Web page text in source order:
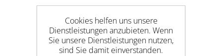
TATTOOS PIRAT 12ER PACK
Cookies helfen uns unsere
Dienstleistungen anzubieten. Wenn
Sie unsere Dienstleistungen nutzen,
sind Sie damit einverstanden.